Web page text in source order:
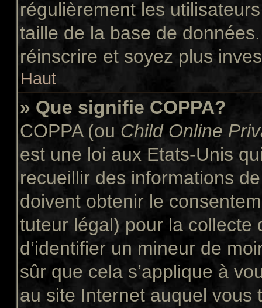
régulièrement les
taille de la base de
réinscrire et soyez plus
Haut
» Que signifie COPPA?
COPPA (ou Child Online
est une loi aux Etats-Unis
recueillir des informations
doivent obtenir le
tuteur légal) pour la collecte
d’identifier un mineur de
sûr que cela s’applique à
au site Internet auquel vous